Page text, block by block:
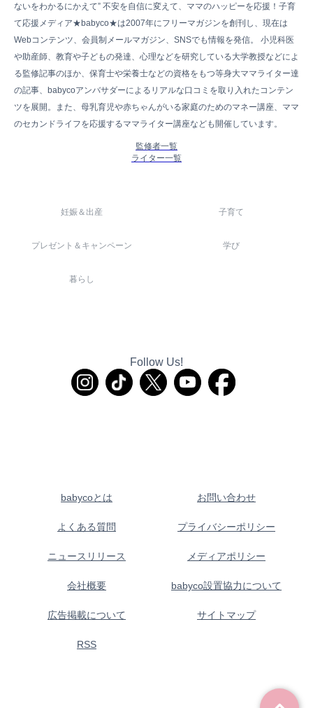
ないをわかるにかえて” 不安を自信に変えて、ママのハッピーを応援！子育
て応援メディア★babyco★は2007年にフリーマガジンを創刊し、現在は
Webコンテンツ、会員制メールマガジン、SNSでも情報を発信。 小児科医
や助産師、教育や子どもの発達、心理などを研究している大学教授などによ
る監修記事のほか、保育士や栄養士などの資格をもつ等身大ママライター達
の記事、babycoアンバサダーによるリアルな口コミを取り入れたコンテン
ツを展開。また、母乳育児や赤ちゃんがいる家庭のためのマネー講座、ママ
のセカンドライフを応援するママライター講座なども開催しています。
監修者一覧
ライター一覧
妊娠＆出産 子育て
プレゼント＆キャンペーン 学び
暮らし
Follow Us!
babycoとは お問い合わせ
よくある質問 プライバシーポリシー
ニュースリリース メディアポリシー
会社概要 babyco設置協力について
広告掲載について サイトマップ
RSS